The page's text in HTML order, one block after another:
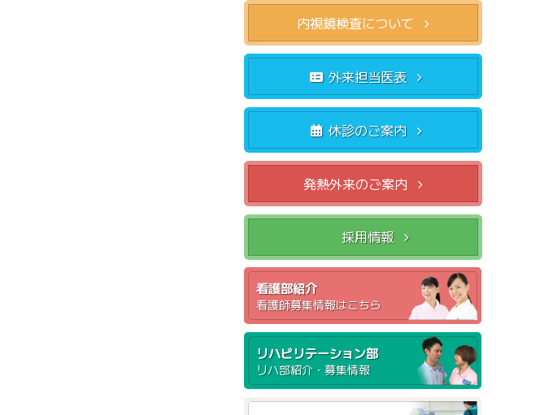
内視鏡検査について
外来担当医表
休診のご案内
発熱外来のご案内
採用情報
看護部紹介
看護師募集情報はこちら
リハビリテーション部
リハ部紹介・募集情報